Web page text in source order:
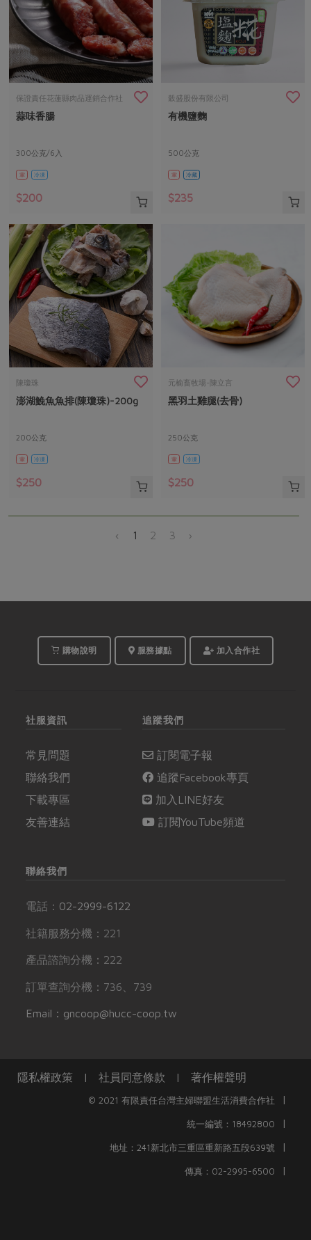
保證責任花蓮縣肉品運銷合作社
蒜味香腸
300公克/6入
葷 冷凍
$200
穀盛股份有限公司
有機鹽麴
500公克
葷 冷藏
$235
陳瓊珠
澎湖鮸魚魚排(陳瓊珠)-200g
200公克
葷 冷凍
$250
元榆畜牧場-陳立言
黑羽土雞腿(去骨)
250公克
葷 冷凍
$250
‹ 1 2 3 ›
購物說明 服務據點 加入合作社
社服資訊
常見問題
聯絡我們
下載專區
友善連結
追蹤我們
訂閱電子報
追蹤Facebook專頁
加入LINE好友
訂閱YouTube頻道
聯絡我們
電話： 02-2999-6122
社籍服務分機：221
產品諮詢分機：222
訂單查詢分機：736、739
Email：gncoop@hucc-coop.tw
隱私權政策 | 社員同意條款 | 著作權聲明
© 2021 有限責任台灣主婦聯盟生活消費合作社 |
統一編號：18492800 |
地址：241新北市三重區重新路五段639號 |
傳真：02-2995-6500 |